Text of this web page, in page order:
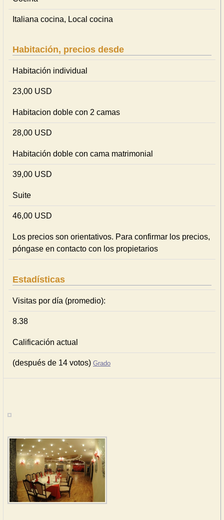
Italiana cocina, Local cocina
Habitación, precios desde
Habitación individual
23,00 USD
Habitacion doble con 2 camas
28,00 USD
Habitación doble con cama matrimonial
39,00 USD
Suite
46,00 USD
Los precios son orientativos. Para confirmar los precios,
póngase en contacto con los propietarios
Estadísticas
Visitas por día (promedio):
8.38
Calificación actual
(después de 14 votos) Grado